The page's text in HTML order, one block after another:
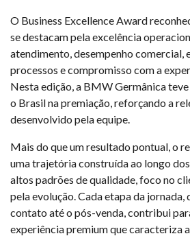
O Business Excellence Award
se destacam pela excelência
atendimento, desempenho comercial,
processos e compromisso com a
Nesta edição, a BMW Germânica
o Brasil na premiação, reforçando a
desenvolvido pela equipe.
Mais do que um resultado pontual, o
uma trajetória construída ao longo
altos padrões de qualidade, foco no
pela evolução. Cada etapa da jornada,
contato até o pós-venda, contribui
experiência premium que caracteriza